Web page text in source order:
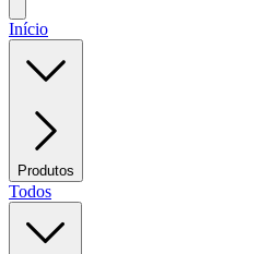
Início
Produtos
Todos